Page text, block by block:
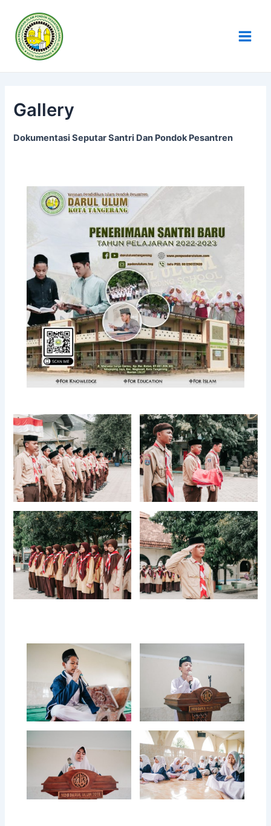
content
Gallery
Dokumentasi Seputar Santri Dan Pondok Pesantren